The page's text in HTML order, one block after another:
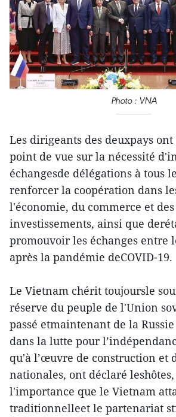
Photo : VNA
Les dirigeants des deuxpays
point de vue sur la nécessité
échangesde délégations à tous
renforcer la coopération dans
l'économie, du commerce et des
investissements, ainsi que
promouvoir les échanges entre
après la pandémie deCOVID-19.
Le Vietnam chérit toujoursle
réserve du peuple de l'Union
passé etmaintenant de la
dans la lutte pour
qu'à l’œuvre de construction et
nationales, ont déclaré
l'importance que le Vietnam
traditionnelleet le partenariat